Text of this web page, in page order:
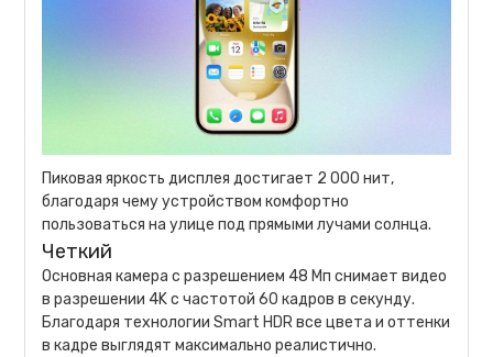
Пиковая яркость дисплея достигает 2 000 нит,
благодаря чему устройством комфортно
пользоваться на улице под прямыми лучами солнца.
Четкий
Основная камера с разрешением 48 Мп снимает видео
в разрешении 4K с частотой 60 кадров в секунду.
Благодаря технологии Smart HDR все цвета и оттенки
в кадре выглядят максимально реалистично.